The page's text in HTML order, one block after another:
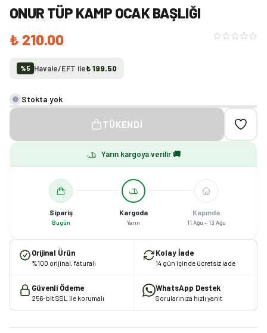
ONUR TÜP KAMP OCAK BAŞLIĞI
₺ 210.00
%5 Havale/EFT ile₺ 199.50
Stokta yok
TÜKENDI
Yarın kargoya verilir 🚚
Sipariş
Bugün
Kargoda
Yarın
Kapında
11 Ağu – 13 Ağu
Orijinal Ürün
%100 orijinal, faturalı
Kolay İade
14 gün içinde ücretsiz iade
Güvenli Ödeme
256-bit SSL ile korumalı
WhatsApp Destek
Sorularınıza hızlı yanıt